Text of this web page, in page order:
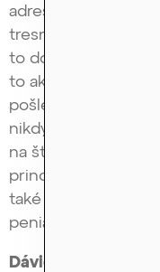
adresu vašej
tresnem 0,5
to dostanete
to ako super deal,
pošlete svojho 0,5
nikdy nedostanete
na štýl, ktorý
princovi alebo
také tie klasické, že
peniaze.
Dávid Krajcár: